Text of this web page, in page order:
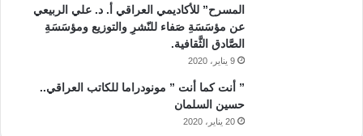
المسرح” للأكاديمي العراقي أ. د. علي الربيعي
عن مؤسَسَةِ صَفاء للنّشرِ والتوزيع ومؤسَسَةِ
الصَّادق الثَّقافية.
9 يناير، 2020
” أنت كما أنت ” مونودراما للكاتب العراقي..
حسين السلمان
20 يناير، 2020